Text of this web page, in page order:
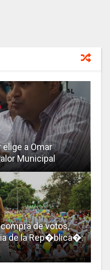
a Omar
Municipal
de votos,
de la Rep�blica�: